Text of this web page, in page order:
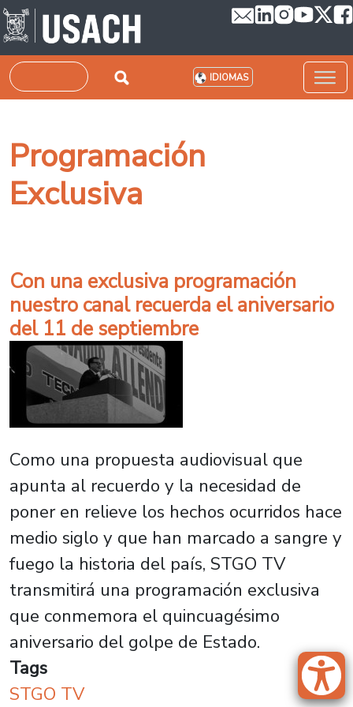
Pasar al contenido principal
Buscar IDIOMAS
Programación
Exclusiva
Con una exclusiva programación
nuestro canal recuerda el aniversario
del 11 de septiembre
Como una propuesta audiovisual que
apunta al recuerdo y la necesidad de
poner en relieve los hechos ocurridos hace
medio siglo y que han marcado a sangre y
fuego la historia del país, STGO TV
transmitirá una programación exclusiva
que conmemora el quincuagésimo
aniversario del golpe de Estado.
Tags
STGO TV